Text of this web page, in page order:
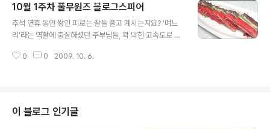
에 새벽에 우리아이 떡볶이를 야식으로 냠냠) 지난 한주간
김연아 선수의 우승소식이 대한민국을 뜨겁게 달궜다면 블
로그 스피어를 '김연아 선수만큼' 뜨겁게 달군 주인공들은
할 수 있는 건 많지만 막상 요리를 하려고 하면 뭘 해야하는
10월 1주차 풀무원즈 블로그스피어
추석 연휴 동안 쌓인 피로는 잘들 풀고 계시는지요? '며느
리'라는 역할에 충실하셨던 주부님들, 꽉 막힌 고속도로 운
으셨습니다. 근데 우리 블로거님들은... 추석 연휴 동안 쉬
이 있더군요. 저도 추석기간 동안 풀사이를 놓지 못하긴 했
지만 우리 블로거 님들 차~암 대단하시지 말입니다. 이번
0 0 2009. 10. 6.
이 블로그 인기글